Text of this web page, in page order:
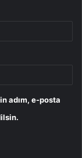
adım, e-posta